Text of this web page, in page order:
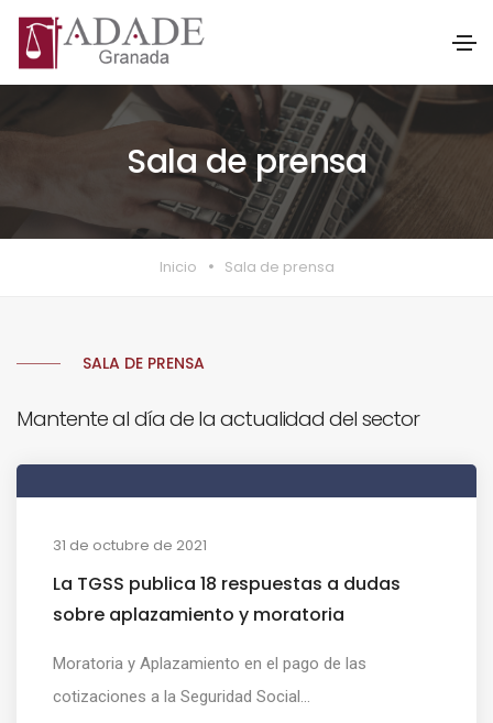
Sala de prensa
Inicio Sala de prensa
SALA DE PRENSA
Mantente al día de la actualidad del sector
31 de octubre de 2021
La TGSS publica 18 respuestas a dudas
sobre aplazamiento y moratoria
Moratoria y Aplazamiento en el pago de las
cotizaciones a la Seguridad Social...